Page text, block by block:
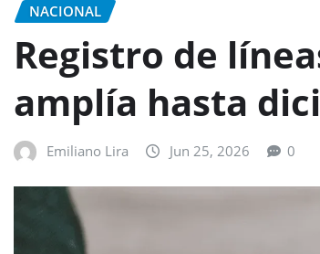
NACIONAL
Registro de
amplía hasta
Emiliano Lira Jun 25, 2026 0